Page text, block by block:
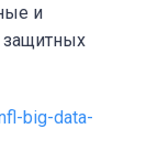
и
big-data-